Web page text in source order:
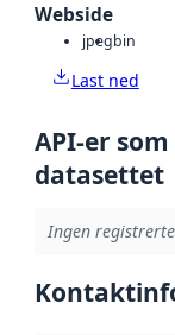
Webside
jpegbin
Last ned
API-er
datasettet
Ingen